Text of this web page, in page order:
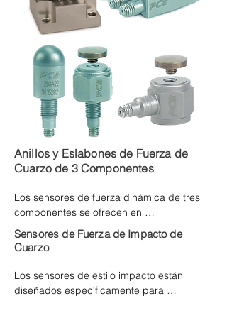
completa de 10 lb a 50k lb (45 N a 220k N)
para compresión y 30k lb (130k N) para
tensión.
Anillos y Eslabones de Fuerza de
Cuarzo de 3 Componentes
Los sensores de fuerza dinámica de tres
componentes se ofrecen en
configuraciones de salida ICP y carga para
aplicaciones de medición de fuerza
una matriz de cristales sensores de cuarzo
alineados con precisión. Las mediciones a
Sensores de Fuerza de Impacto de
Cuarzo
Los sensores de estilo impacto están
diseñados específicamente para